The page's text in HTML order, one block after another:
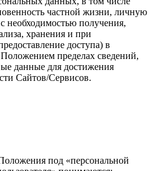
частной жизни, личную
необходимостью получения,
хранения и при
доступа) в
пределах сведений,
данные для достижения
Сайтов/Сервисов.
под «персональной